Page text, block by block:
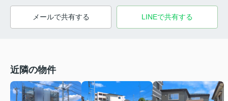
メールで共有する LINEで共有する
近隣の物件